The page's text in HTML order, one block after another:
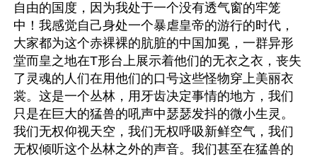
自由的国度，因为我处于一个没有透气窗的牢笼
中！我感觉自己身处一个暴虐皇帝的游行的时代，
大家都为这个赤裸裸的肮脏的中国加冕，一群异形
堂而皇之地在T形台上展示着他们的无衣之衣，丧失
了灵魂的人们在用他们的口号这些怪物穿上美丽衣
裳。这是一个丛林，用牙齿决定事情的地方，我们
只是在巨大的猛兽的吼声中瑟瑟发抖的微小生灵。
我们无权仰视天空，我们无权呼吸新鲜空气，我们
无权倾听这个丛林之外的声音。我们甚至在猛兽的